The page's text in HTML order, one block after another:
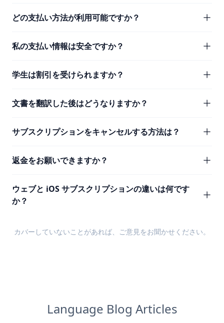
どの支払い方法が利用可能ですか？
私の支払い情報は安全ですか？
学生は割引を受けられますか？
文書を翻訳した後はどうなりますか？
サブスクリプションをキャンセルする方法は？
返金をお願いできますか？
ウェブと iOS サブスクリプションの違いは何です
か？
カバーしていないことがあれば、 ご意見をお聞かせください。
Language Blog Articles